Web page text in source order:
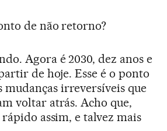
de não retorno?
Agora é 2030, dez anos e
de hoje. Esse é o ponto
mudanças irreversíveis que
voltar atrás. Acho que,
assim, e talvez mais